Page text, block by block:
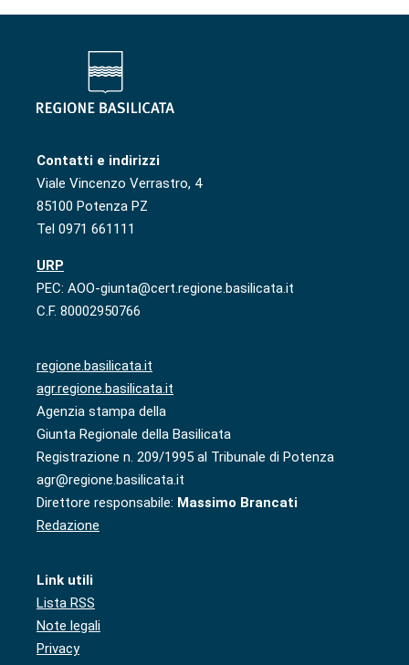
Contatti e indirizzi
Viale Vincenzo Verrastro, 4
85100 Potenza PZ
Tel 0971 661111
URP
PEC: AOO-giunta@cert.regione.basilicata.it
C.F. 80002950766
regione.basilicata.it
agr.regione.basilicata.it
Agenzia stampa della
Giunta Regionale della Basilicata
Registrazione n. 209/1995 al Tribunale di Potenza
agr@regione.basilicata.it
Direttore responsabile: Massimo Brancati
Redazione
Link utili
Lista RSS
Note legali
Privacy